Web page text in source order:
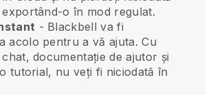
exportând-o în mod regulat.
- Blackbell va fi
acolo pentru a vă ajuta. Cu
documentație de ajutor și
tutorial, nu veți fi niciodată în